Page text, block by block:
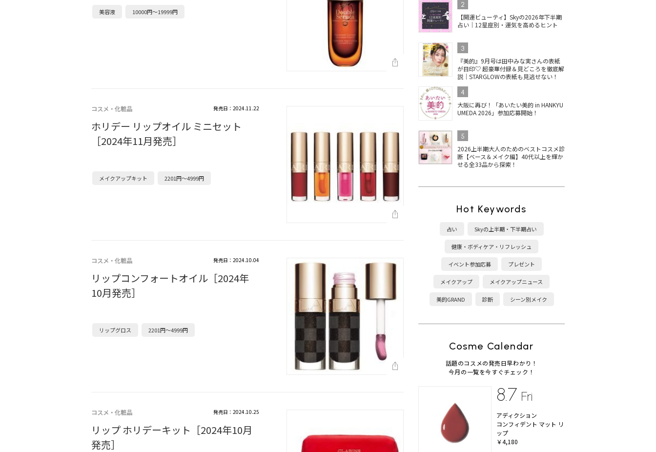
美容液 10000円～19999円
コスメ・化粧品 発売日：2024.11.22
ホリデー リップオイル ミニセット
［2024年11月発売］
メイクアップキット 2201円～4999円
コスメ・化粧品 発売日：2024.10.04
リップコンフォートオイル［2024年
10月発売］
リップグロス 2201円～4999円
コスメ・化粧品 発売日：2024.10.25
リップ ホリデーキット［2024年10月
発売］
2
【開運ビューティ】Skyの2026年下半期
占い｜12星座別・運気を高めるヒント
3
『美的』9月号は田中みな実さんの表紙
が目印♡ 超豪華付録＆見どころを徹底解
説｜STARGLOWの表紙も見逃せない！
4
大阪に再び！「あいたい美的 in HANKYU
UMEDA 2026」参加応募開始！
5
2026上半期大人のためのベストコスメ診
断【ベース＆メイク編】40代以上を輝か
せる全33品から探索！
Hot Keywords
占い Skyの上半期・下半期占い
健康・ボディケア・リフレッシュ
イベント参加応募 プレゼント
メイクアップ メイクアップニュース
美的GRAND 診断 シーン別メイク
Cosme Calendar
話題のコスメの発売日早わかり！
今月の一覧を今すぐチェック！
8.7 Fri
アディクション
コンフィデント マット リ
ップ
￥4,180